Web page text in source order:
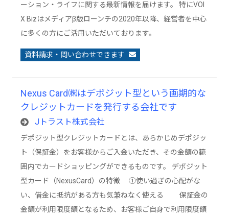
ーション・ライフに関する最新情報を届けます。 特にVOI
X Bizはメディアβ版ローンチの2020年以降、経営者を中心
に多くの方にご活用いただいております。
資料請求・問い合わせできます
Nexus Card㈱はデポジット型という画期的な
クレジットカードを発行する会社です
Jトラスト株式会社
デポジット型クレジットカードとは、あらかじめデポジッ
ト（保証金）をお客様からご入金いただき、その金額の範
囲内でカードショッピングができるものです。 デポジット
型カード（NexusCard）の特徴 ①使い過ぎの心配がな
い、借金に抵抗がある方も気兼ねなく使える 保証金の
金額が利用限度額となるため、お客様ご自身で利用限度額